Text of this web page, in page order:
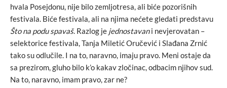
hvala Posejdonu, nije bilo zemljotresa, ali biće pozorišnih
festivala. Biće festivala, ali na njima nećete gledati predstavu
Što na podu spavaš. Razlog je jednostavani nevjerovatan –
selektorice festivala, Tanja Miletić Oručević i Slađana Zrnić
tako su odlučile. I na to, naravno, imaju pravo. Meni ostaje da
sa prezirom, gluho bilo k’o kakav zločinac, odbacim njihov sud.
Na to, naravno, imam pravo, zar ne?